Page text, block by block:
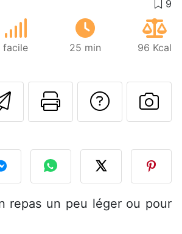
facile 25 min 96 Kcal
Envoyer cette
ImprimerPoser
repas un peu léger ou pour